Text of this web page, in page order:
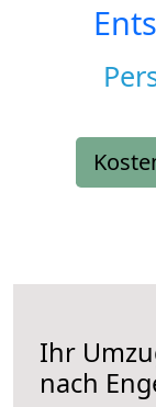
Ihr
nach